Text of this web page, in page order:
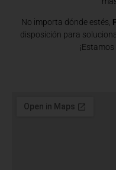
No importa dónde estés,
disposición para